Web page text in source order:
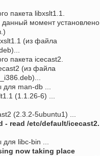
пакета libxslt1.1.
момент установлено
(из файла
пакета icecast2.
(из файла
man-db ...
(1.1.26-6) ...
(2.3.2-5ubuntu1) ...
- read /etc/default/icecast2.
libc-bin ...
now taking place